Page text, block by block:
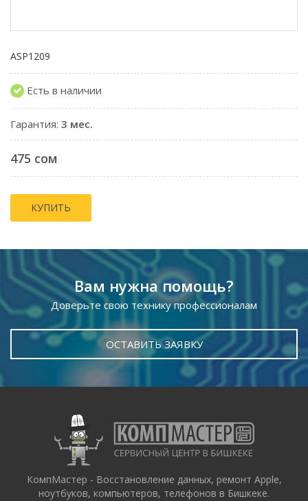
ASP1209
Есть в наличии
Гарантия: 3 мес.
475 сом
КУПИТЬ
Вам нужна помощь?
Доверьте свою технику профессионалам
ОСТАВИТЬ ЗАЯВКУ
КомпМастер - Восстановление данных, ремонт Apple,
ноутбуков, компьютеров, телефонов в Бишкеке.